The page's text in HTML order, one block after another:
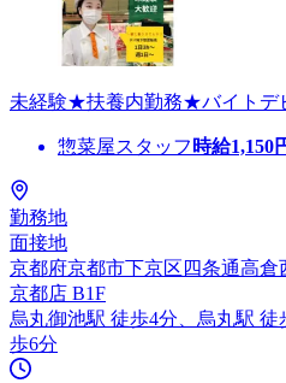
未経験★扶養内勤務★バイトデ
惣菜屋スタッフ 時給1,150
勤務地
面接地
京都府京都市下京区四条通高
京都店 B1F
烏丸御池駅 徒歩4分、烏丸駅
歩6分